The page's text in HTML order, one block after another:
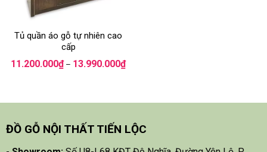
Tủ quần áo gỗ tự nhiên cao
cấp
11.200.000₫ – 13.990.000₫Khoảng
giá:
ĐỒ GỖ NỘI THẤT TIẾN LỘC